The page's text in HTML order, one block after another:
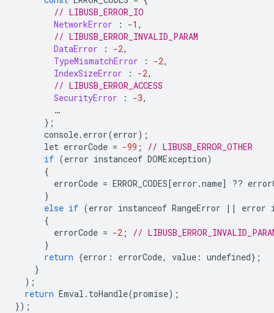
// LIBUSB_ERROR_IO
NetworkError
: -1 ,
// LIBUSB_ERROR_INVALID_PARAM
DataError
: -2,
TypeMismatchError
: -2,
IndexSizeError
: -2,
// LIBUSB_ERROR_ACCESS
SecurityError
: -3,
…
};
console. error(error);
let errorCode = -99 ;
// LIBUSB_ERROR_OTHER
if (error instanceof DOMException)
{
errorCode = ERROR_CODES [error .name] ??
}
else if (error instanceof RangeError || error
{
errorCode = -2 ;
//
}
return {error : errorCode, value : undefined};
}
);
return Emval . toHandle(promise);
});